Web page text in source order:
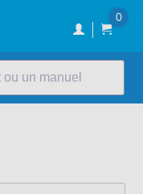
0
un manuel